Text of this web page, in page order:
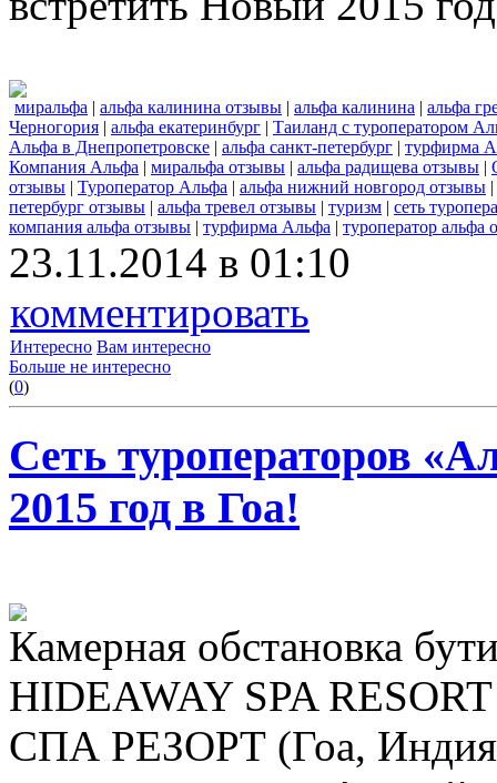
миральфа | альфа калинина отзывы | альфа калинина | альфа
Черногория | альфа екатеринбург | Таиланд с туроператором
Альфа в Днепропетровске | альфа санкт-петербург | турфирма
Компания Альфа | миральфа отзывы | альфа радищева отзывы |
отзывы | Туроператор Альфа | альфа нижний новгород отзывы |
петербург отзывы | альфа тревел отзывы | туризм | сеть
компания альфа отзывы | турфирма Альфа | туроператор альфа
23.11.2014 в 01:10
комментировать
Интересно Вам интересно
Больше не интересно
(0)
Сеть туроператоров
2015 год в Гоа!
Камерная обстановка
HIDEAWAY SPA
СПА РЕЗОРТ (Гоа,